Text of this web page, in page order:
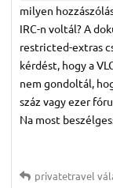
milyen
IRC-n voltál? A
restricted-extras
kérdést, hogy a
nem gondoltál,
száz vagy ezer
Na most
privatetravel